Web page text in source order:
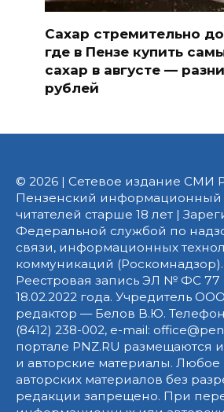
Сахар стремительно
где в Пензе купить
сахар в августе —
рублей
© 2026 | Сетевое издание СМИ
Пензенский информационный
читателей старше 18 лет |
Федеральной службой по
связи, информационных
коммуникаций (Роскомнадзор).
Реестровая запись ЭЛ № ФС 77
18.02.2022 года. Учредитель
редактор — Белов В.Ю.
(8412) 238-002, e-mail:
портале PNZ.RU
и авторские материалы. Любое
авторских материалов без
редакции запрещено. При